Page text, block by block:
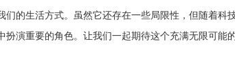
的生活方式。虽然它还存在一些局限性，但随着
演重要的角色。让我们一起期待这个充满无限可能